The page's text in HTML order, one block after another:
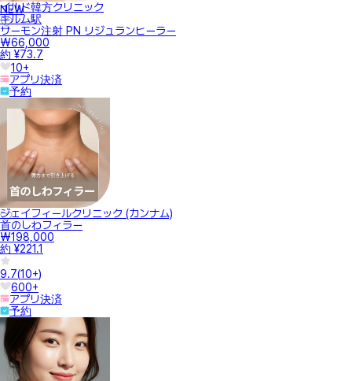
NEW
イルド韓方クリニック
キルム駅
サーモン注射 PN リジュランヒーラー
₩66,000
約 ¥73.7
10+
アプリ決済
予約
ジェイフィールクリニック (カンナム)
首のしわフィラー
₩198,000
約 ¥221.1
9.7(10+)
600+
アプリ決済
予約